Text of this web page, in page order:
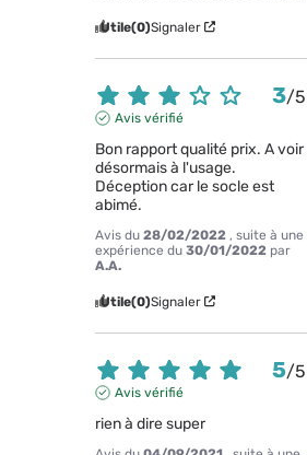
Utile(0)Signaler
3/5
Avis vérifié
Bon rapport qualité prix. A voir
désormais à l'usage.
Déception car le socle est
abimé.
Avis du28/02/2022 , suite à une
expérience du30/01/2022 par
A.A.
Utile(0)Signaler
5/5
Avis vérifié
rien à dire super